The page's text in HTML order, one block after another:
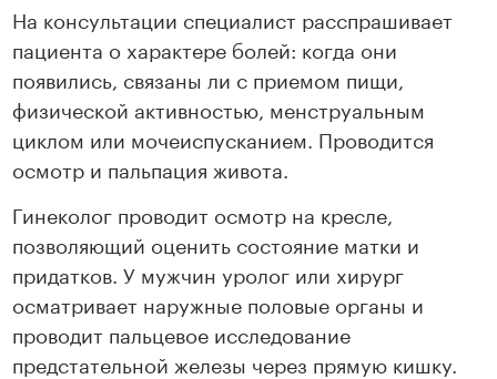
На консультации специалист расспрашивает
пациента о характере болей: когда они
появились, связаны ли с приемом пищи,
физической активностью, менструальным
циклом или мочеиспусканием. Проводится
осмотр и пальпация живота.
Гинеколог проводит осмотр на кресле,
позволяющий оценить состояние матки и
придатков. У мужчин уролог или хирург
осматривает наружные половые органы и
проводит пальцевое исследование
предстательной железы через прямую кишку.